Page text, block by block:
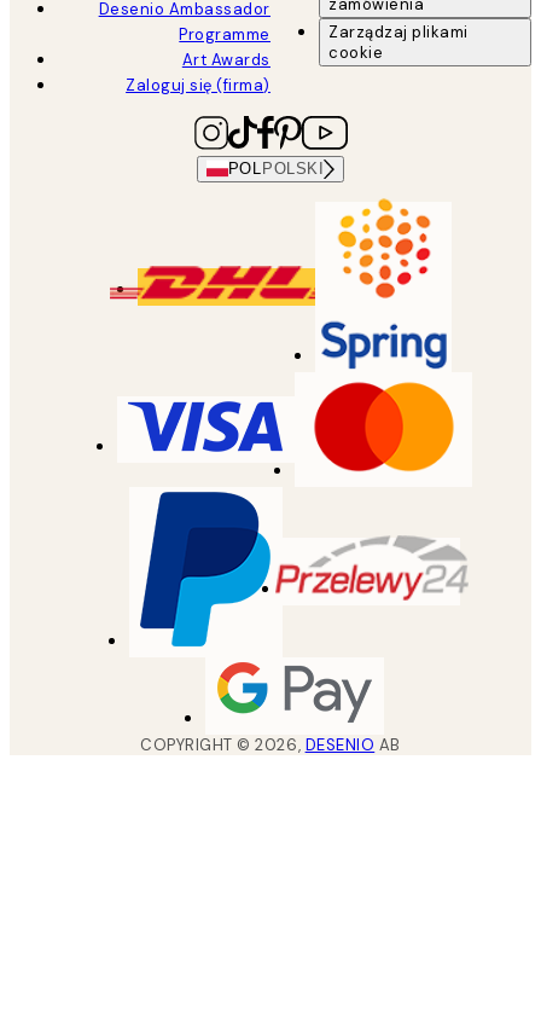
Desenio Ambassador
Programme
Art Awards
Zaloguj się (firma)
Zarządzaj plikami
cookie
POL POLSKI
COPYRIGHT ©2026, DESENIO AB